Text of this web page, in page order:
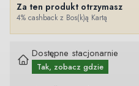
Za ten produkt otrzymasz
4% cashback z Bos(k)ą Kartą
Dostępne stacjonarnie
Tak, zobacz gdzie